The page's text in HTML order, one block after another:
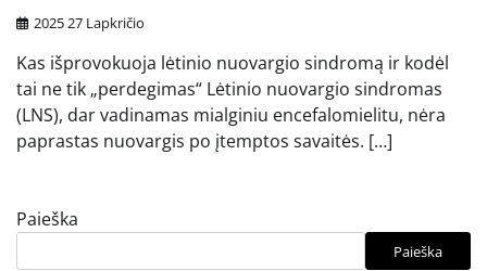
2025 27 Lapkričio
Kas išprovokuoja lėtinio nuovargio sindromą ir kodėl
tai ne tik „perdegimas“ Lėtinio nuovargio sindromas
(LNS), dar vadinamas mialginiu encefalomielitu, nėra
paprastas nuovargis po įtemptos savaitės. […]
Paieška
Paieška